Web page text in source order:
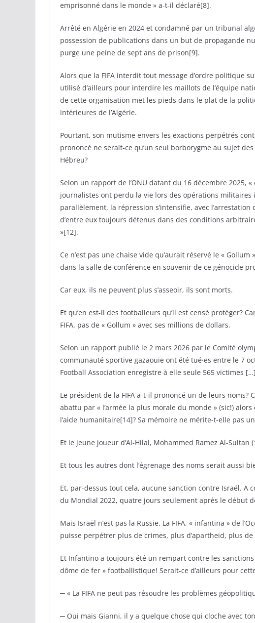
emprisonné dans le monde » a-t-il déclaré[8].
Arrêté en Algérie en 2024 et condamné par un tribunal
possession de publications dans un but de propagande
purge une peine de sept ans de prison[9].
Alors que la FIFA interdit tout message d’ordre politique
utilisé d’ailleurs pour interdire les maillots de l’équipe
de cette organisation met les pieds dans le plat de la
intérieures de l’Algérie.
Pourtant, son mutisme envers les exactions perpétrés
prononcé ne serait-ce qu’un seul borborygme au sujet
Hébreu?
Selon un rapport de l’ONU datant du 16 décembre 2025,
journalistes ont perdu la vie lors des opérations militaires
parallèlement, la répression s’intensifie, avec
d’entre eux toujours détenus dans des conditions
»[12].
Ce n’est pas une chaise vide qu’aurait réservé le «
dans la salle de conférence en souvenir de ce génocide
Car eux, ils ne peuvent plus s’asseoir, ils sont morts.
Et qu’en est-il des footballeurs qu’il est censé protéger?
FIFA, pas de « Gollum » avec ses millions de dollars.
Selon un rapport publié le 2 mars 2026 par le Comité
communauté sportive gazaouie ont été tué·es entre le 7
Football Association enregistre à elle seule 565 victimes
Le président de la FIFA a-t-il prononcé un de leurs noms?
abattu par « l’armée la plus morale du monde » (sic!)
l’aide humanitaire[14]? Sa mémoire ne mérite-t-elle pas
Et le jeune joueur d’Al-Hilal, Mohammed Ramez Al-
Et tous les autres dont l’égrenage des noms serait aussi
Et, par-dessus tout cela, aucune sanction contre Israël. A
du Mondial 2022, quatre jours seulement après le début
Mais Israël n’est pas la Russie. La FIFA, « infantina » de
puisse perpétrer plus de crimes, plus d’apartheid, plus
Et Infantino a toujours été un rempart contre les
dôme de fer » footballistique! Serait-ce d’ailleurs pour
─ « La FIFA ne peut pas résoudre les problèmes
─ Oui mais Gianni, il y a quelque chose qui cloche avec